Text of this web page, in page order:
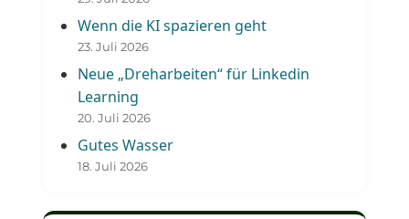
Wenn die KI spazieren geht
23. Juli 2026
Neue „Dreharbeiten“ für Linkedin
Learning
20. Juli 2026
Gutes Wasser
18. Juli 2026